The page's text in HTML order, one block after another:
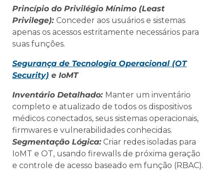
Princípio do Privilégio Mínimo (Least
Privilege): Conceder aos usuários e sistemas
apenas os acessos estritamente necessários para
suas funções.
Segurança de Tecnologia Operacional (OT
Security) e IoMT
Inventário Detalhado: Manter um inventário
completo e atualizado de todos os dispositivos
médicos conectados, seus sistemas operacionais,
firmwares e vulnerabilidades conhecidas.
Segmentação Lógica:Criar redes isoladas para
IoMT e OT, usando firewalls de próxima geração
e controle de acesso baseado em função (RBAC).